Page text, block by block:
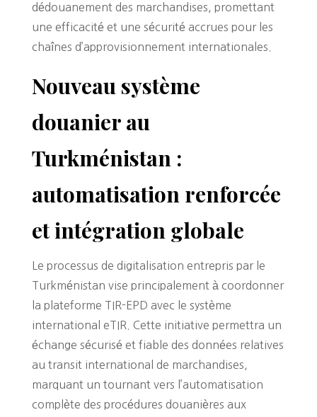
dédouanement des marchandises, promettant
une efficacité et une sécurité accrues pour les
chaînes d’approvisionnement internationales.
Nouveau système
douanier au
Turkménistan :
automatisation renforcée
et intégration globale
Le processus de digitalisation entrepris par le
Turkménistan vise principalement à coordonner
la plateforme TIR-EPD avec le système
international eTIR. Cette initiative permettra un
échange sécurisé et fiable des données relatives
au transit international de marchandises,
marquant un tournant vers l’automatisation
complète des procédures douanières aux